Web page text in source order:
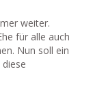
weiter.
für alle auch
Nun soll ein